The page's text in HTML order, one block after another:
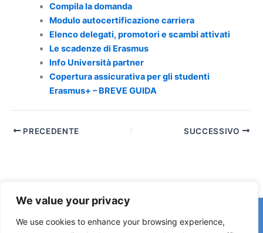
We value your privacy
We use cookies to enhance your browsing experience,
Compila la domanda
Modulo autocertificazione carriera
Elenco delegati, promotori e scambi attivati
Le scadenze di Erasmus
Info Università partner
Copertura assicurativa per gli studenti
Erasmus+ – BREVE GUIDA
PRECEDENTE SUCCESSIVO
Copyright © 2026 © F2 Radio Lab - Università degli Studi di